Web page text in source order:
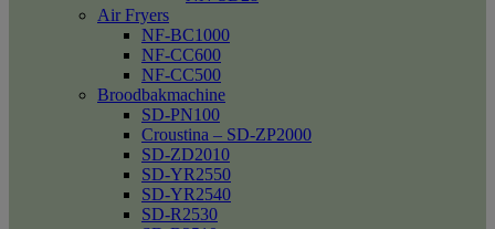
Air Fryers
NF-BC1000
NF-CC600
NF-CC500
Broodbakmachine
SD-PN100
Croustina – SD-ZP2000
SD-ZD2010
SD-YR2550
SD-YR2540
SD-R2530